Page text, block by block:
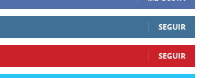
SEGUIR
SEGUIR